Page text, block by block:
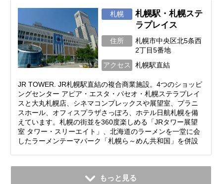
札幌
札幌駅・札幌ステ
ラプレイス
住所
札幌市中央区北5条西
2丁目5番地
アクセス
札幌駅直結
JR TOWER. JR札幌駅直結の複合商業施設。4つのショッピ
ングセンター アピア・エスタ・パセオ・札幌ステラプレイ
スと大丸札幌店、シネマコンプレックスや展望室、プラニ
スホール、オフィスプラザさっぽろ、ホテル日航札幌を備
えています。札幌の街並を360度楽しめる「JRタワー展望
室 タワー・スリーエイト」、北海道のラーメンを一堂に会
したラーメンテーマパーク「札幌ら～めん共和国」を併設
もっと見る